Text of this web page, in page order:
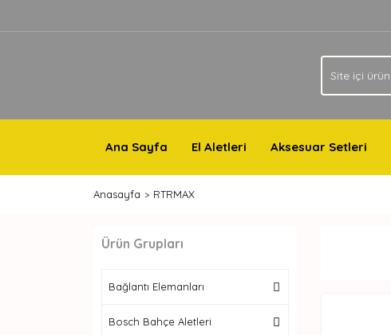
Ana Sayfa El Aletleri Aksesuar Setleri
Anasayfa RTRMAX
Ürün Grupları
Bağlantı Elemanları
Bosch Bahçe Aletleri